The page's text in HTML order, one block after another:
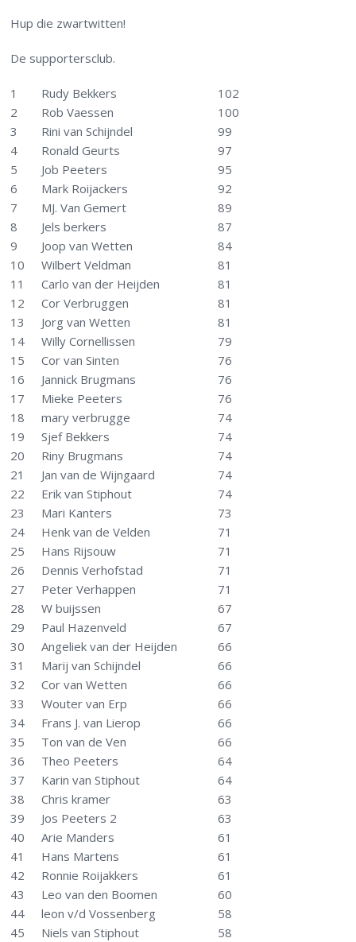
Hup die zwartwitten!
De supportersclub.
1 Rudy Bekkers
102
2
Rob Vaessen
100
3
Rini van Schijndel
99
4
Ronald Geurts
97
5
Job Peeters
95
6
Mark Roijackers
92
7
MJ. Van Gemert
89
8
Jels berkers
87
9
Joop van Wetten
84
10
Wilbert Veldman
81
11
Carlo van der Heijden
81
12
Cor Verbruggen
81
13
Jorg van Wetten
81
14
Willy Cornellissen
79
15
Cor van Sinten
76
16
Jannick Brugmans
76
17
Mieke Peeters
76
18
mary verbrugge
74
19
Sjef Bekkers
74
20
Riny Brugmans
74
21
Jan van de Wijngaard
74
22
Erik van Stiphout
74
23
Mari Kanters
73
24
Henk van de Velden
71
25
Hans Rijsouw
71
26
Dennis Verhofstad
71
27
Peter Verhappen
71
28
W buijssen
67
29
Paul Hazenveld
67
30
Angeliek van der Heijden
66
31
Marij van Schijndel
66
32
Cor van Wetten
66
33
Wouter van Erp
66
34
Frans J. van Lierop
66
35
Ton van de Ven
66
36
Theo Peeters
64
37
Karin van Stiphout
64
38
Chris kramer
63
39
Jos Peeters 2
63
40
Arie Manders
61
41
Hans Martens
61
42
Ronnie Roijakkers
61
43
Leo van den Boomen
60
44
leon v/d Vossenberg
58
45
Niels van Stiphout 58